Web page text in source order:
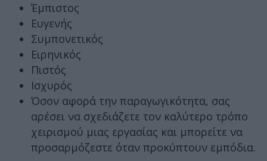
Έμπιστος
Ευγενής
Συμπονετικός
Ειρηνικός
Πιστός
Ισχυρός
Όσον αφορά την παραγωγικότητα, σας
αρέσει να σχεδιάζετε τον καλύτερο τρόπο
χειρισμού μιας εργασίας και μπορείτε να
προσαρμόζεστε όταν προκύπτουν εμπόδια.